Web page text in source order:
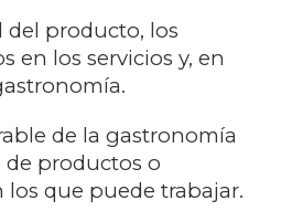
del producto, los
en los servicios y, en
de la gastronomía
de productos o
que puede trabajar.